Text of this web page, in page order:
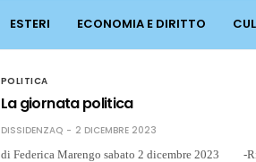
ESTERI ECONOMIA E DIRITTO
POLITICA
La giornata politica
DISSIDENZAQ
2 DICEMBRE 2023
di Federica Marengo sabato 2 dicembre 2023 -